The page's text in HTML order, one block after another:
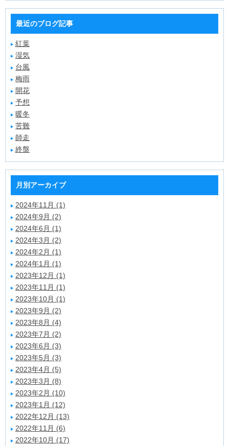
最近のブログ記事
紅葉
湿気
台風
梅雨
開花
予想
暖冬
苦難
師走
終盤
月別アーカイブ
2024年11月 (1)
2024年9月 (2)
2024年6月 (1)
2024年3月 (2)
2024年2月 (1)
2024年1月 (1)
2023年12月 (1)
2023年11月 (1)
2023年10月 (1)
2023年9月 (2)
2023年8月 (4)
2023年7月 (2)
2023年6月 (3)
2023年5月 (3)
2023年4月 (5)
2023年3月 (8)
2023年2月 (10)
2023年1月 (12)
2022年12月 (13)
2022年11月 (6)
2022年10月 (17)